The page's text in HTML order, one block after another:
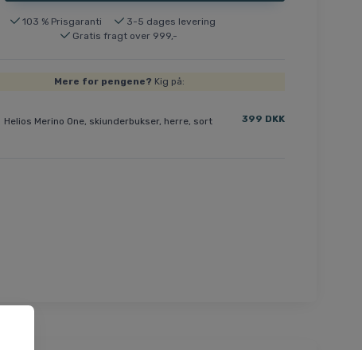
103 % Prisgaranti
3-5 dages levering
Gratis fragt over 999,-
Mere for pengene? Kig på:
Helios Merino One, skiunderbukser, herre, sort 399 DKK